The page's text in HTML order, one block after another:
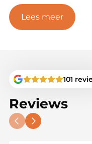
✔
kleurentouchscreen
joystickbediening
✔Storingsvrij–
Lees meer
101
Reviews